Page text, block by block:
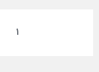
۱